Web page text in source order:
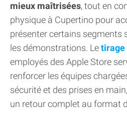
mieux maîtrisées, tout en
physique à Cupertino pour
présenter certains segments
les démonstrations. Letirage
employés des Apple Store
renforcer les équipes
sécurité et des prises en
un retour complet au format